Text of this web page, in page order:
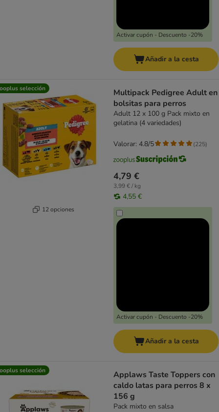
Activar cupón - Descuento -20%
Añadir a la cesta
selección
12 opciones
Multipack Pedigree Adult en
bolsitas para perros
Adult 12 x 100 g Pack mixto en
gelatina (4 variedades)
4,79 €
3,99 € / kg
4,55 €
Activar cupón - Descuento -20%
Valorar: 4.8/5 (225)
Añadir a la cesta
selección
Applaws Taste Toppers con
caldo latas para perros 8 x
156 g
Pack mixto en salsa